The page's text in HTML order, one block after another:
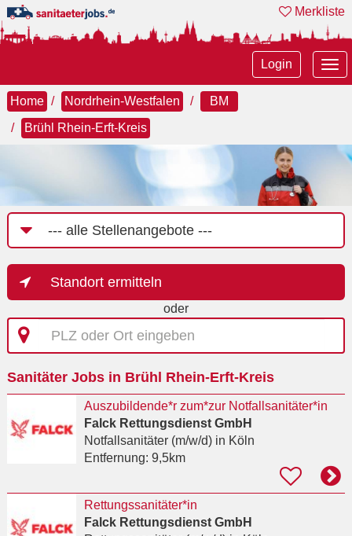
Merkliste
Login
Home Nordrhein-Westfalen
BM
Brühl Rhein-Erft-Kreis
Job-
Kategorie
Standort ermitteln
oder
PLZ
oder
eingeben
Sanitäter Jobs in Brühl Rhein-Erft-Kreis
Auszubildende*r zum*zur Notfallsanitäter*in
Falck Rettungsdienst GmbH
Notfallsanitäter (m/w/d)in Köln
Entfernung: 9,5km
Rettungssanitäter*in
Falck Rettungsdienst GmbH